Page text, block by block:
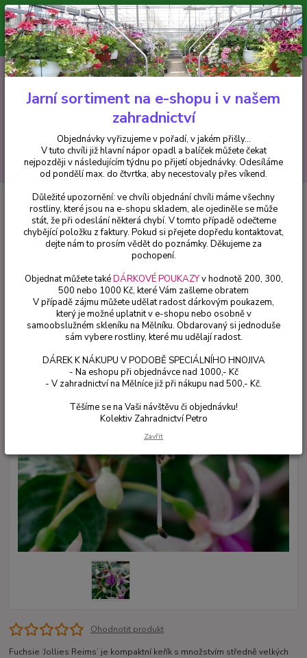
Minimální hodnota pro odeslání z e-shopu je 300 Kč.
V tuto chvíli již hlavní nápor objednávek opadl a balíček můžete čekat
nejpozději v následujícím týdnu po přijetí objednávky. Objednávky
vyřizujeme v pořadí, v jakém přišly...
CZK
Hledat
+420 602 223 614 0ks
za0 Kč
Fuchsie Jollies Reims Fuchsie - cena za kus v 3-kusovém balení
Jollies Reims Fuchsie - cena za
kus v 3-kusovém balení
Ohodnotit produkt
Fuchsie ‘Jollies Reims’ je kompaktní keřík s množstvím středně velkých
Jarní sortiment na e-shopu i v našem
zahradnictví
Objednávky vyřizujeme v pořadí, v jakém přišly...
V tuto chvíli již hlavní nápor opadl a balíček můžete čekat
nejpozději v následujícím týdnu po přijetí objednávky. Odesíláme
od pondělí max. do čtvrtka, aby necestovaly přes víkend.
Důležité upozornění: ve chvíli objednání chvíli máme všechny
rostliny, které jsou na e-shopu skladem, ale ojediněle se může
stát, že při odeslání některá chybí. V tomto případě odečteme
chybějící položku z faktury. Pokud si přejete dopředu kontaktovat,
dejte nám to prosím vědět do poznámky. Děkujeme za
pochopení.
Objednat můžete takéDÁRKOVÉ POUKAZYv hodnotě 200, 300,
500 nebo 1000 Kč, které Vám zašleme obratem
V případě zájmu můžete udělat radost dárkovým poukazem,
který je možné uplatnit v e-shopu nebo osobně v
samoobslužném skleníku na Mělníku. Obdarovaný si jednoduše
sám vybere rostliny, které mu udělají radost.
DÁREK K NÁKUPU V PODOBĚ SPECIÁLNÍHO HNOJIVA
- Na eshopu při objednávce nad 1000,- Kč
- V zahradnictví na Mělníce již při nákupu nad 500,- Kč.
Těšíme se na Vaši návštěvu či objednávku!
Kolektiv Zahradnictví Petro
Zavřít